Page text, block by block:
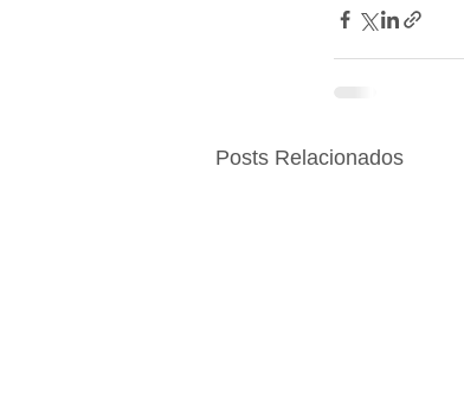
Posts Relacionados